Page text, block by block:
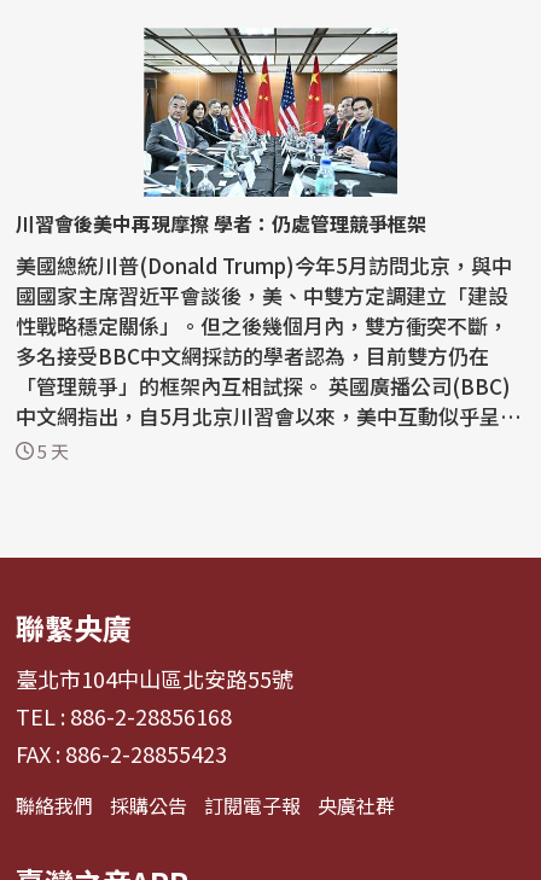
川習會後美中再現摩擦 學者：仍處管理競爭框架
美國總統川普(Donald Trump)今年5月訪問北京，與中
國國家主席習近平會談後，美、中雙方定調建立「建設
性戰略穩定關係」。但之後幾個月內，雙方衝突不斷，
多名接受BBC中文網採訪的學者認為，目前雙方仍在
「管理競爭」的框架內互相試探。 英國廣播公司(BBC)
中文網指出，自5月北京川習會以來，美中互動似乎呈現
「一邊...
5 天
聯繫央廣
臺北市104中山區北安路55號
TEL : 886-2-28856168
FAX : 886-2-28855423
聯絡我們 採購公告 訂閱電子報 央廣社群